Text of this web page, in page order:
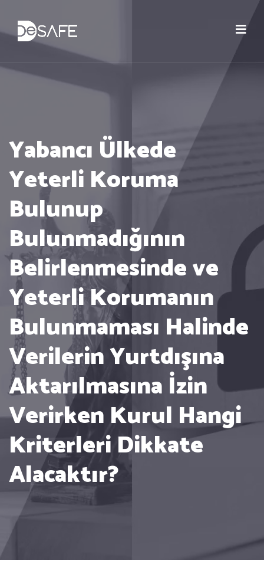
Yabancı Ülkede
Yeterli Koruma
Bulunup
Bulunmadığının
Belirlenmesinde ve
Yeterli Korumanın
Bulunmaması Halinde
Verilerin Yurtdışına
Aktarılmasına İzin
Verirken Kurul Hangi
Kriterleri Dikkate
Alacaktır?